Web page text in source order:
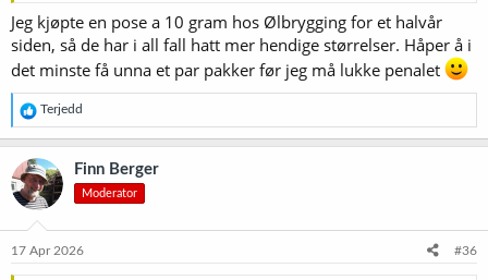
Eller denne
Lallemand Servomyces gjærnæring 10g - Holm Brew
Lallemands Servomyces gjærnæring er en naturlig beriket
enkeltstamme bryggegjær som brukes som et biologisk
gjærnæringsstoff.
holmbrew.no
Jeg kjøpte den nederste og blandet den med 90g druesukker. Da er
det lettere å dosere. 1g blanding per 10 liter er greit å dosere.
Som Norbryggmedlem har du rabatt i begge de to butikkene.
Jeg kjøpte en pose a 10 gram hos Ølbrygging for et halvår
siden, så de har i all fall hatt mer hendige størrelser. Håper å i
det minste få unna et par pakker før jeg må lukke penalet
R
e
a
k
s
j
o
e
Terjedd
Finn Berger
Moderator
17 Apr 2026 #36